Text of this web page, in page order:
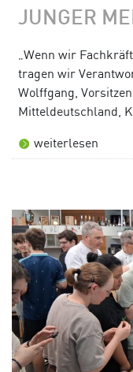
JUNGER
„Wenn wir
tragen wir
Wolffgang,
Mitteldeutschland,
weiterlesen